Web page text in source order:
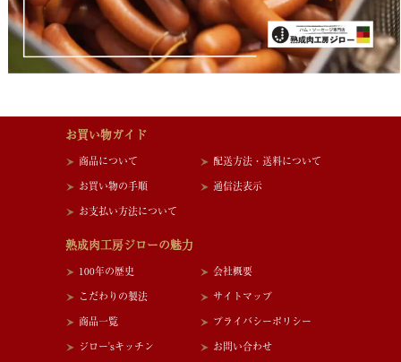
お買い物ガイド
商品について
お買い物の手順
お支払い方法について
配送方法・送料について
通信法表示
熟成肉工房ジローの魅力
100年の歴史
こだわりの製法
商品一覧
ジロー'sキッチン
会社概要
サイトマップ
プライバシーポリシー
お問い合わせ